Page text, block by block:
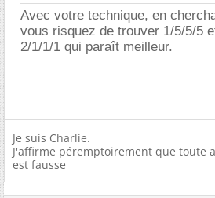
Avec votre technique, en
vous risquez de trouver 1/5/5/5
2/1/1/1 qui paraît meilleur.
Je suis Charlie.
J'affirme péremptoirement que toute
est fausse